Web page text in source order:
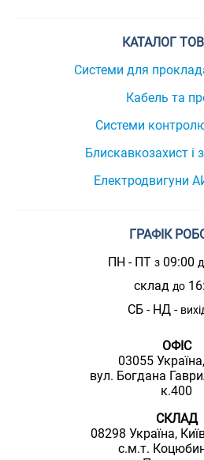
КАТАЛОГ
Системи для
Кабель та
Системи
Блискавкозахист і
Електродвигуни
ГРАФІК
ПН - ПТ з 09:00
склад до
СБ - НД -
ОФІС
03055
вул. Богдана
к.400
СКЛАД
08298 Україна,
с.м.т.